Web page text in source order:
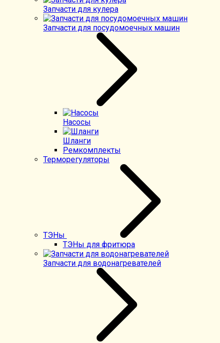
Запчасти для кулера
Запчасти для посудомоечных машин
Насосы
Шланги
Ремкомплекты
Терморегуляторы
ТЭНы
ТЭНы для фритюра
Запчасти для водонагревателей